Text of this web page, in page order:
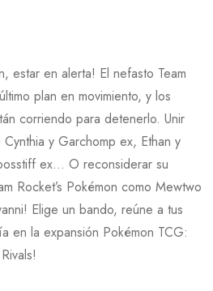
estar en alerta! El nefasto Team
plan en movimiento, y los
corriendo para detenerlo. Unir
y Garchomp ex, Ethan y
ex… O reconsiderar su
Rocket’s Pokémon como Mewtwo
Elige un bando, reúne a tus
en la expansión Pokémon TCG: